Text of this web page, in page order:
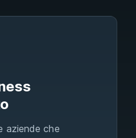
aziende che